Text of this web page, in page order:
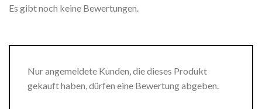
Es gibt noch keine Bewertungen.
Nur angemeldete Kunden, die dieses Produkt
gekauft haben, dürfen eine Bewertung abgeben.